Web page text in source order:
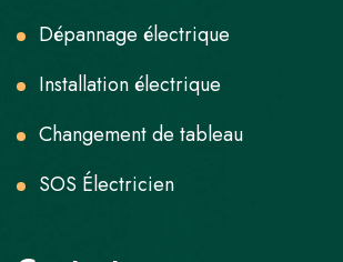
Dépannage électrique
Installation électrique
Changement de tableau
SOS Électricien